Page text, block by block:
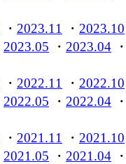
・ 2023.11 ・ 2023.10
2023.05 ・ 2023.04
・ 2022.11 ・ 2022.10
2022.05 ・ 2022.04
・ 2021.11 ・ 2021.10
2021.05 ・ 2021.04